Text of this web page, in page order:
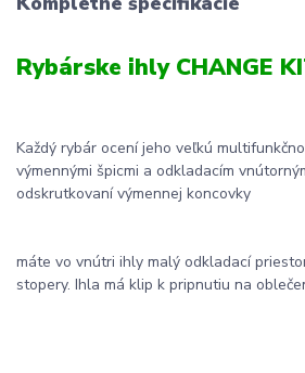
Rybárske ihly CHANGE
Každý rybár ocení jeho veľkú
výmennými špicmi a odkladacím
odskrutkovaní výmennej koncovky
máte vo vnútri ihly malý odkladací
stopery. Ihla má klip k pripnutiu na